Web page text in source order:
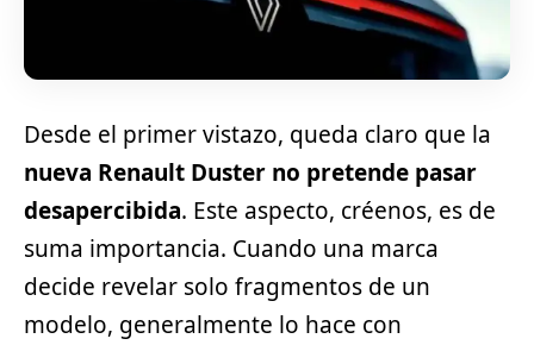
Desde el primer vistazo, queda claro que la
nueva Renault Duster no pretende pasar
desapercibida. Este aspecto, créenos, es de
suma importancia. Cuando una marca
decide revelar solo fragmentos de un
modelo, generalmente lo hace con